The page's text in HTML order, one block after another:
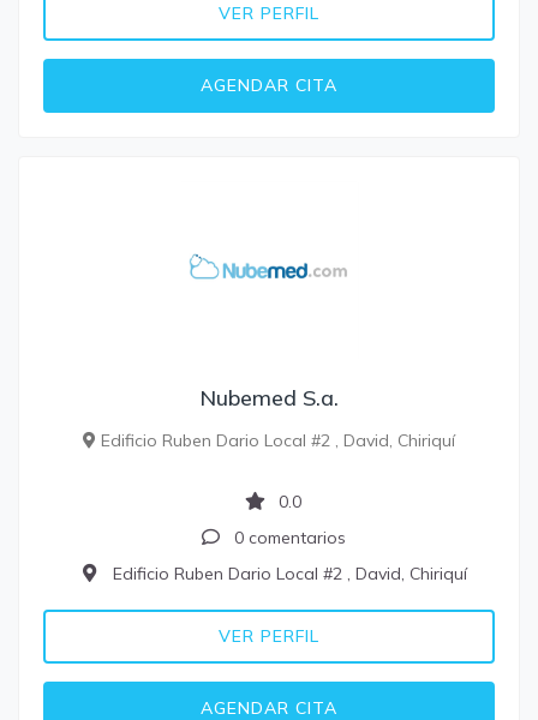
VER PERFIL
AGENDAR CITA
Nubemed S.a.
Edificio Ruben Dario Local #2 , David, Chiriquí
0.0
0 comentarios
Edificio Ruben Dario Local #2 , David, Chiriquí
VER PERFIL
AGENDAR CITA